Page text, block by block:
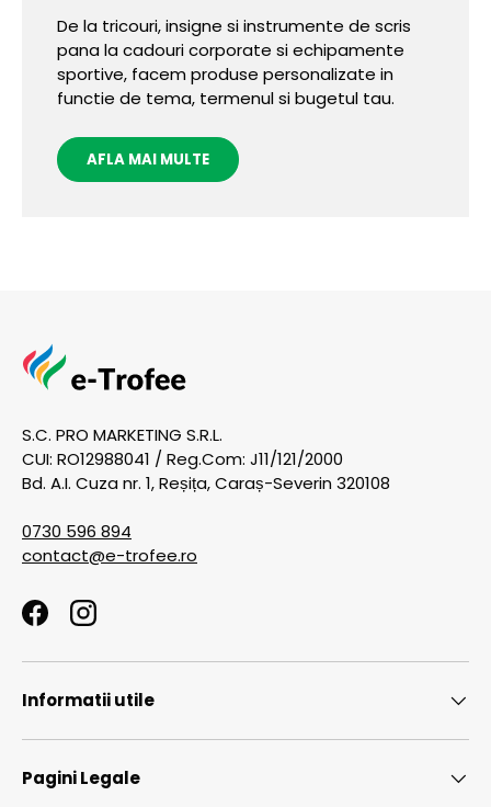
De la tricouri, insigne si instrumente de scris
pana la cadouri corporate si echipamente
sportive, facem produse personalizate in
functie de tema, termenul si bugetul tau.
AFLA MAI MULTE
S.C. PRO MARKETING S.R.L.
CUI: RO12988041 / Reg.Com: J11/121/2000
Bd. A.I. Cuza nr. 1, Reșița, Caraș-Severin 320108
0730 596 894
contact@e-trofee.ro
FacebookInstagram
Informatii utile
Pagini Legale